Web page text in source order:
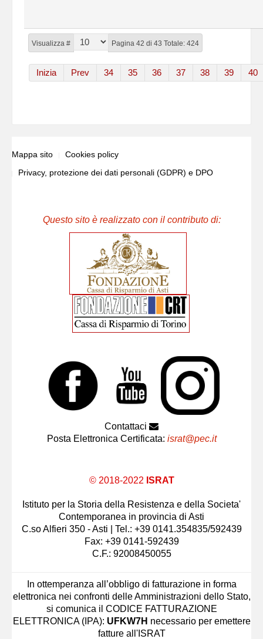
Visualizza # Pagina 42 di 43 Totale: 424
Inizia Prev 34 35 36 37 38 39 40
Mappa sito
Cookies policy
Privacy, protezione dei dati personali (GDPR) e DPO
Questo sito è realizzato con il contributo di:
Contattaci
Posta Elettronica Certificata: israt@pec.it
© 2018-2022 ISRAT
Istituto per la Storia della Resistenza e della Societa'
Contemporanea in provincia di Asti
C.so Alfieri 350 - Asti | Tel.: +39 0141.354835/592439
Fax: +39 0141-592439
C.F.: 92008450055
In ottemperanza all’obbligo di fatturazione in forma
elettronica nei confronti delle Amministrazioni dello Stato,
si comunica il CODICE FATTURAZIONE
ELETTRONICA (IPA): UFKW7H necessario per emettere
fatture all'ISRAT